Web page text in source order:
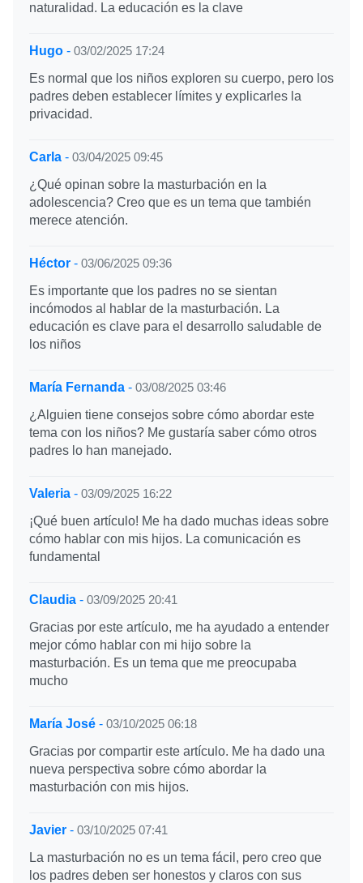
naturalidad. La educación es la clave
Hugo - 03/02/2025 17:24
Es normal que los niños exploren su cuerpo, pero los
padres deben establecer límites y explicarles la
privacidad.
Carla - 03/04/2025 09:45
¿Qué opinan sobre la masturbación en la
adolescencia? Creo que es un tema que también
merece atención.
Héctor - 03/06/2025 09:36
Es importante que los padres no se sientan
incómodos al hablar de la masturbación. La
educación es clave para el desarrollo saludable de
los niños
María Fernanda - 03/08/2025 03:46
¿Alguien tiene consejos sobre cómo abordar este
tema con los niños? Me gustaría saber cómo otros
padres lo han manejado.
Valeria - 03/09/2025 16:22
¡Qué buen artículo! Me ha dado muchas ideas sobre
cómo hablar con mis hijos. La comunicación es
fundamental
Claudia - 03/09/2025 20:41
Gracias por este artículo, me ha ayudado a entender
mejor cómo hablar con mi hijo sobre la
masturbación. Es un tema que me preocupaba
mucho
María José - 03/10/2025 06:18
Gracias por compartir este artículo. Me ha dado una
nueva perspectiva sobre cómo abordar la
masturbación con mis hijos.
Javier - 03/10/2025 07:41
La masturbación no es un tema fácil, pero creo que
los padres deben ser honestos y claros con sus